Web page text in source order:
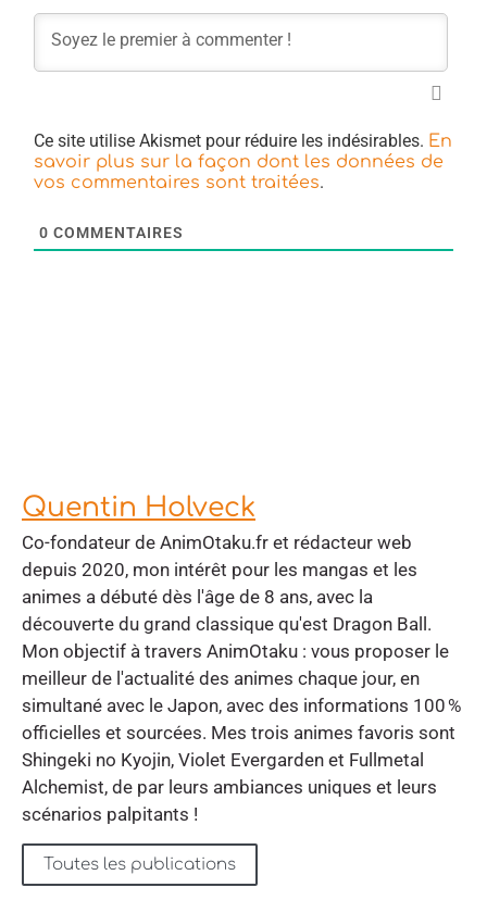
Ce site utilise Akismet pour réduire les indésirables. En
savoir plus sur la façon dont les données de
vos commentaires sont traitées.
0 COMMENTAIRES
Quentin Holveck
Co-fondateur de AnimOtaku.fr et rédacteur web
depuis 2020, mon intérêt pour les mangas et les
animes a débuté dès l'âge de 8 ans, avec la
découverte du grand classique qu'est Dragon Ball.
Mon objectif à travers AnimOtaku : vous proposer le
meilleur de l'actualité des animes chaque jour, en
simultané avec le Japon, avec des informations 100 %
officielles et sourcées. Mes trois animes favoris sont
Shingeki no Kyojin, Violet Evergarden et Fullmetal
Alchemist, de par leurs ambiances uniques et leurs
scénarios palpitants !
Toutes les publications